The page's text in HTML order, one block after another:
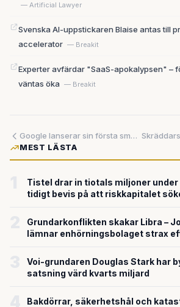
— Artificial Lawyer
Svenska AI-uppstickaren Blaise antas till
accelerator — Breakit
Experter avfärdar "SaaS-apokalypsen" –
väntas öka — Breakit
Google lanserar sin första smarta högtalare på sex år – löftena om AI springer ifrån verkligheten
MEST LÄSTA
Tistel drar in tiotals miljoner
tidigt bevis på att riskkapitalet
Grundarkonflikten skakar Libra –
lämnar enhörningsbolaget strax
Voi-grundaren Douglas Stark har
satsning värd kvarts miljard
Bakdörrar, säkerhetshål och